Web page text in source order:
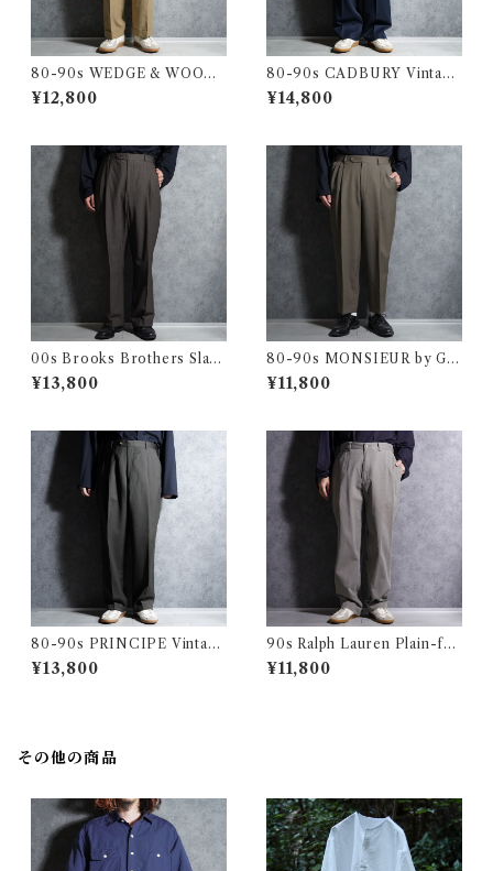
80-90s WEDGE & WOOD
Vintage Slacks Wool Trous
ers Made in USA ウェッジ&
製 103
¥12,800
80-90s CADBURY Vintage
Slacks Wool Trousers Mad
e in USA キャドバリー ヴィ
¥14,800
00s Brooks Brothers Slack
s Wool Trousers Houndsto
oth ブルックス・ブラザーズ
¥13,800
80-90s MONSIEUR by GI
VENCHY Vintage Slacks W
ool Trousers Made in USA
アメリカ製
¥11,800
80-90s PRINCIPE Vintage
Slacks Wool Trousers Mad
e in Italy プリンシペ ヴィン
¥13,800
90s Ralph Lauren Plain-fro
nt Chino Trousers PHILIP
PANT Gray ラルフローレン
¥11,800
その他の商品